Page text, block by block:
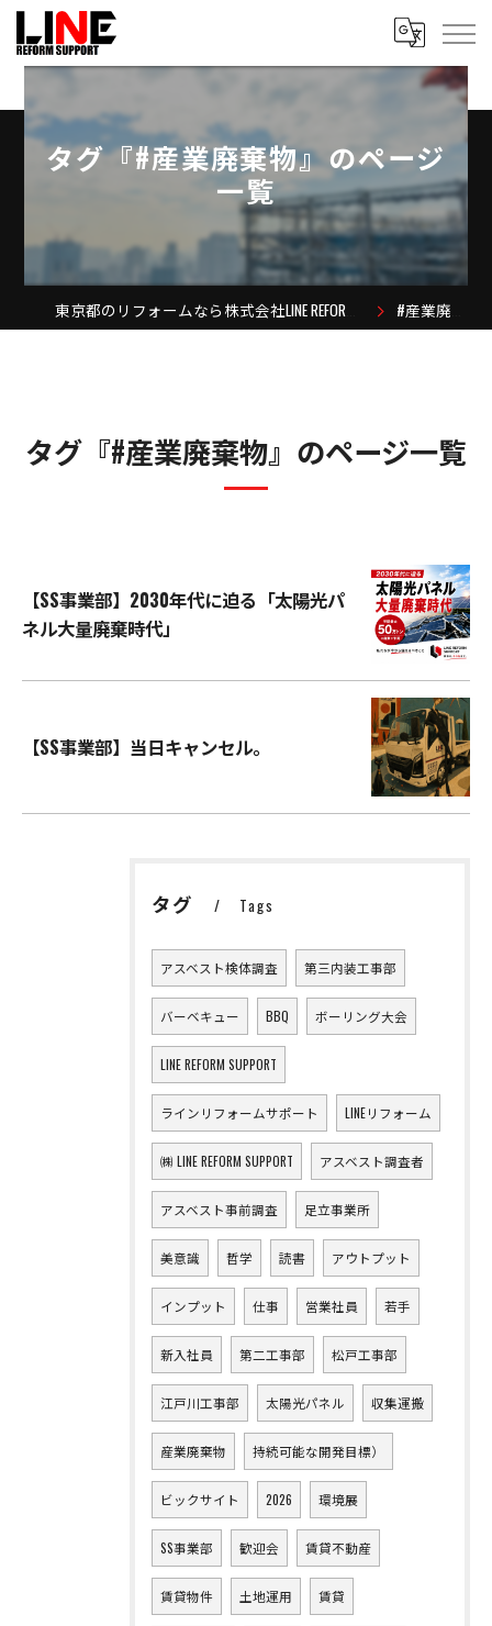
タグ『#産業廃棄物』のページ
一覧
#産業廃棄物
タグ『#産業廃棄物』のページ一覧
【SS事業部】2030年代に迫る「太陽光パ
ネル大量廃棄時代」
【SS事業部】当日キャンセル。
タグ Tags
アスベスト検体調査 第三内装工事部
バーベキュー BBQ ボーリング大会
LINE REFORM SUPPORT
ラインリフォームサポート LINEリフォーム
㈱ LINE REFORM SUPPORT アスベスト調査者
アスベスト事前調査 足立事業所
美意識 哲学 読書 アウトプット
インプット 仕事 営業社員 若手
新入社員 第二工事部 松戸工事部
江戸川工事部 太陽光パネル 収集運搬
産業廃棄物 持続可能な開発目標）
ビックサイト 2026 環境展
SS事業部 歓迎会 賃貸不動産
賃貸物件 土地運用 賃貸